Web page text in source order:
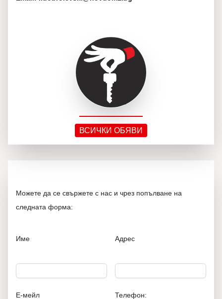
ВСИЧКИ ОБЯВИ
Можете да се свържете с нас и чрез попълване на
следната форма:
Име
Е-мейл
Адрес
Телефон: